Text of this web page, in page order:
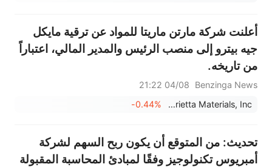
أعلنت شركة مارتن ماريتا للمواد عن ترقية مايكل
جيه بيترو إلى منصب الرئيس والمدير المالي، اعتباراً
من تاريخه.
Benzinga News
04/08 21:22
Martin Marietta Materials, Inc.
-0.44%
تحديث: من المتوقع أن يكون ربح السهم لشركة
أمبريوس تكنولوجيز وفقًا لمبادئ المحاسبة المقبولة